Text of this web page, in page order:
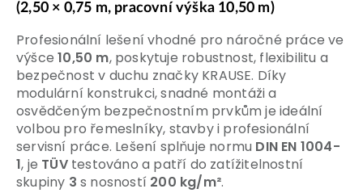
(2,50 × 0,75 m, pracovní výška 10,50 m)
Profesionální lešení vhodné pro náročné práce ve
výšce10,50 m, poskytuje robustnost, flexibilitu a
bezpečnost v duchu značky KRAUSE. Díky
modulární konstrukci, snadné montáži a
osvědčeným bezpečnostním prvkům je ideální
volbou pro řemeslníky, stavby i profesionální
servisní práce. Lešení splňuje normu DIN EN 1004-
1, je TÜVtestováno a patří do zatížitelnostní
skupiny 3 s nosností 200 kg/m².